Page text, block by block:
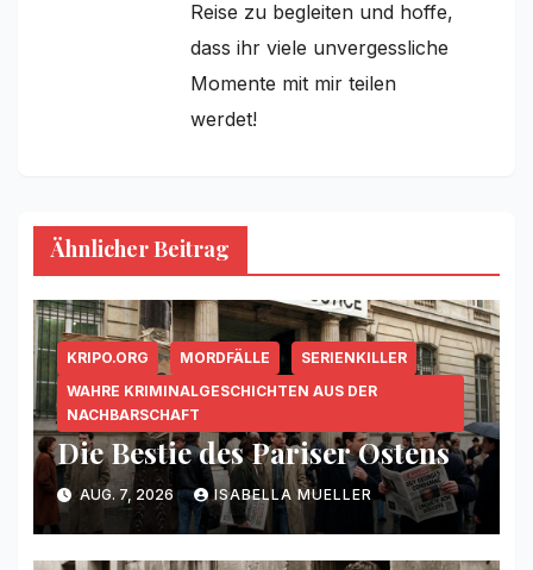
Reise zu begleiten und hoffe,
dass ihr viele unvergessliche
Momente mit mir teilen
werdet!
Ähnlicher Beitrag
KRIPO.ORG MORDFÄLLE
SERIENKILLER
WAHRE KRIMINALGESCHICHTEN AUS DER
NACHBARSCHAFT
Die Bestie des Pariser Ostens
AUG. 7, 2026 ISABELLA MUELLER